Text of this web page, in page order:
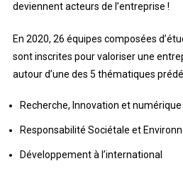
deviennent acteurs de l’entreprise !
En 2020, 26 équipes composées
sont inscrites pour valoriser une
autour d’une des 5 thématiques
Recherche, Innovation et numérique
Responsabilité Sociétale et
Développement à l’international